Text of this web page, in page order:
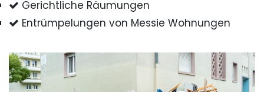
Gerichtliche Räumungen
Entrümpelungen von Messie Wohnungen